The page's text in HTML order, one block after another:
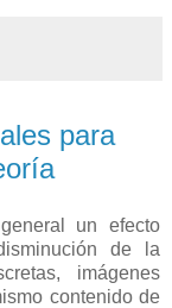
para
un efecto
de la
imágenes
contenido de